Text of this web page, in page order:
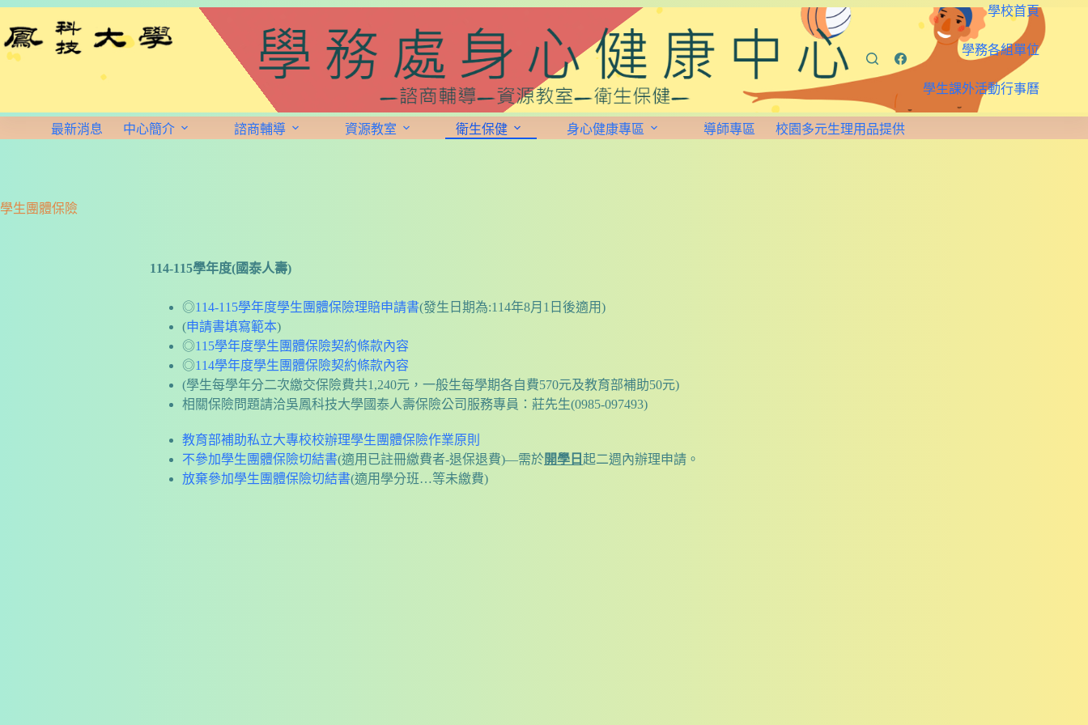
學校首頁
學務各組單位
學生課外活動行事曆
最新消息 中心簡介 諮商輔導 資源教室 衛生保健 身心健康專區 導師專區 校園多元生理用品提供
學生團體保險
114-115學年度(國泰人壽)
◎114-115學年度學生團體保險理賠申請書(發生日期為:114年8月1日後適用)
(申請書填寫範本)
◎115學年度學生團體保險契約條款內容
◎114學年度學生團體保險契約條款內容
(學生每學年分二次繳交保險費共1,240元，一般生每學期各自費570元及教育部補助50元)
相關保險問題請洽吳鳳科技大學國泰人壽保險公司服務專員：莊先生(0985-097493)
教育部補助私立大專校校辦理學生團體保險作業原則
不參加學生團體保險切結書(適用已註冊繳費者-退保退費)—需於開學日 起二週內辦理申請。
放棄參加學生團體保險切結書(適用學分班…等未繳費)